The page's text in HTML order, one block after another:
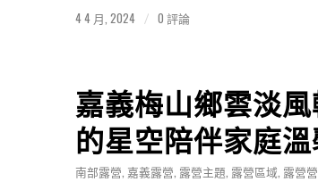
4 4 月, 2024 / 0 評論
嘉義梅山鄉雲淡
的星空陪伴家庭溫
南部露營, 嘉義露營, 露營主題, 露營區域, 露營